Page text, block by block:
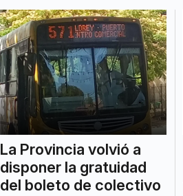
La Provincia volvió a
disponer la gratuidad
del boleto de colectivo